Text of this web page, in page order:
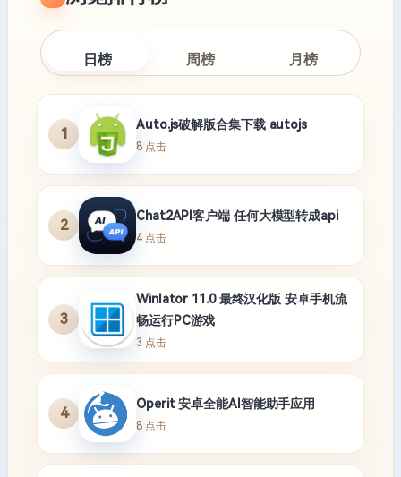
日榜 周榜 月榜
1
Auto.js破解版合集下载 autojs
8 点击
2
Chat2API客户端 任何大模型转成api
4 点击
3
Winlator 11.0 最终汉化版 安卓手机流
畅运行PC游戏
3 点击
4
Operit 安卓全能AI智能助手应用
8 点击